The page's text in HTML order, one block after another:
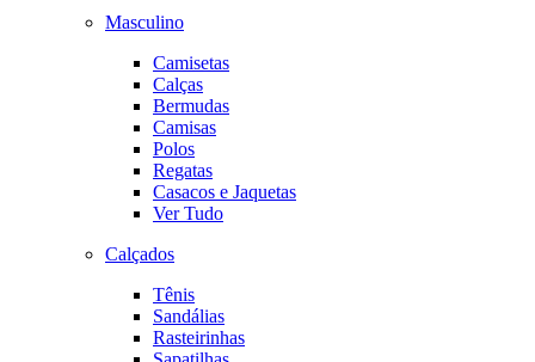
Masculino
Camisetas
Calças
Bermudas
Camisas
Polos
Regatas
Casacos e Jaquetas
Ver Tudo
Calçados
Tênis
Sandálias
Rasteirinhas